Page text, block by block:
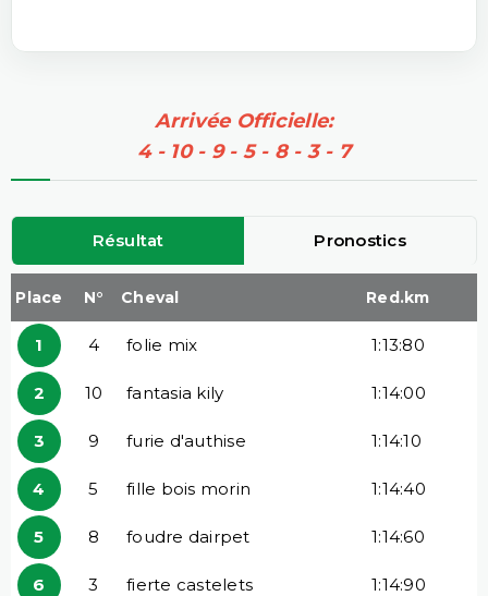
Arrivée Officielle:
4 - 10 - 9 - 5 - 8 - 3 - 7
Résultat Pronostics
Place N° Cheval Red.km
1 4 folie mix 1:13:80
2 10 fantasia kily 1:14:00
3 9 furie d'authise 1:14:10
4 5 fille bois morin 1:14:40
5 8 foudre dairpet 1:14:60
6 3 fierte castelets 1:14:90